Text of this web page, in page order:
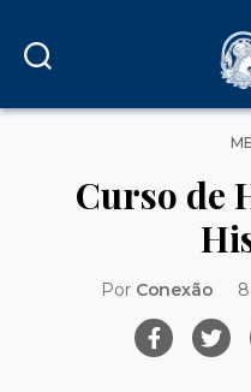
Curso de
Por Conexão